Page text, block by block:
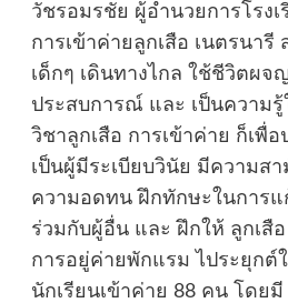
วัชรอมรชัย ผู้อำนวยการโรง
การเข้าค่ายลูกเสือ เนตรนา
เด็กๆ เดินทางไกล ใช้ชีวิตผจ
ประสบการณ์ และ เป็นความ
วิชาลูกเสือ การเข้าค่าย ก็เพื่
เป็นผู้มีระเบียบวินัย มีความส
ความอดทน ฝึกทักษะในการ
ร่วมกับผู้อื่น และ ฝึกให้ ลูกเสื
การอยู่ค่ายพักแรม ไประยุกต์
นักเรียนเข้าค่าย 88 คน โดย